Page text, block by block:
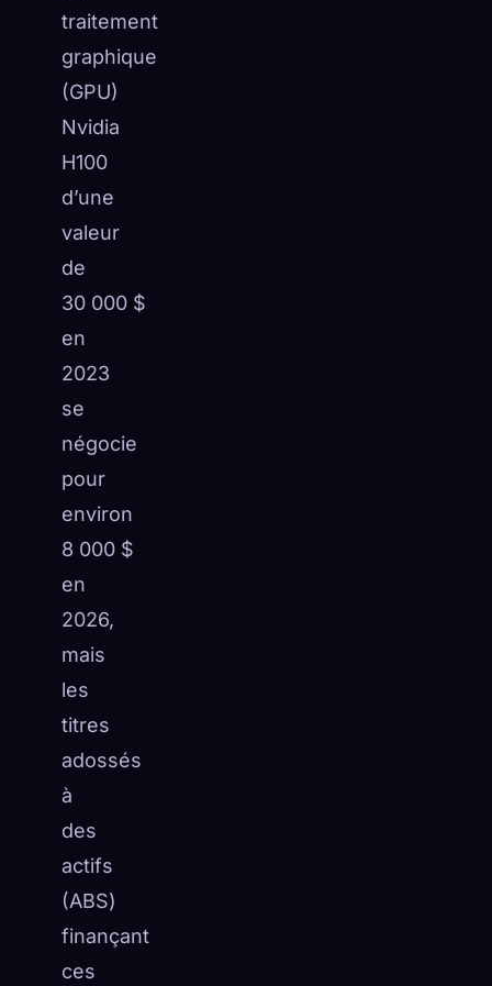
traitement
graphique
(GPU)
Nvidia
H100
d’une
valeur
de
30 000 $
en
2023
se
négocie
pour
environ
8 000 $
en
2026,
mais
les
titres
adossés
à
des
actifs
(ABS)
finançant
ces